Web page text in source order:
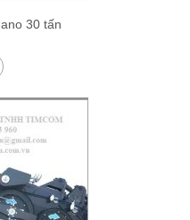
30 tấn